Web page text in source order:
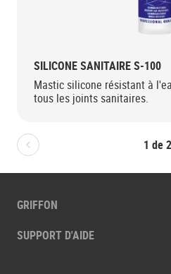
1 de2
SILICONE SANITAIRE S-100
Mastic silicone résistant à
tous les joints sanitaires.
GRIFFON
SUPPORT D'AIDE